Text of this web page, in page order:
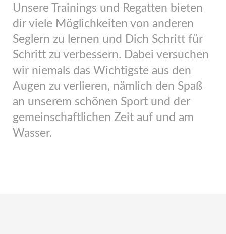
Unsere Trainings und Regatten bieten
dir viele Möglichkeiten von anderen
Seglern zu lernen und Dich Schritt für
Schritt zu verbessern. Dabei versuchen
wir niemals das Wichtigste aus den
Augen zu verlieren, nämlich den Spaß
an unserem schönen Sport und der
gemeinschaftlichen Zeit auf und am
Wasser.